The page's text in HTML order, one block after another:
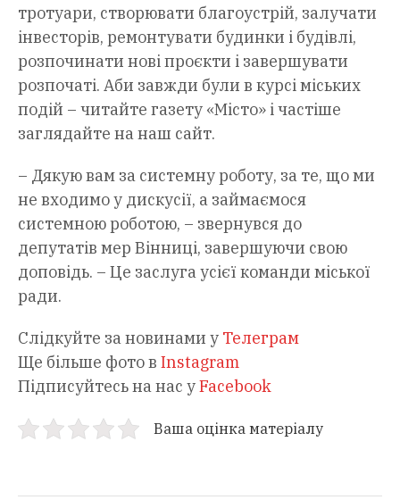
тротуари, створювати благоустрій, залучати
інвесторів, ремонтувати будинки і будівлі,
розпочинати нові проєкти і завершувати
розпочаті. Аби завжди були в курсі міських
подій – читайте газету «Місто» і частіше
заглядайте на наш сайт.
– Дякую вам за системну роботу, за те, що ми
не входимо у дискусії, а займаємося
системною роботою, – звернувся до
депутатів мер Вінниці, завершуючи свою
доповідь. – Це заслуга усієї команди міської
ради.
Слідкуйте за новинами у Телеграм
Ще більше фото в Instagram
Підписуйтесь на нас уFacebook
Ваша оцінка матеріалу